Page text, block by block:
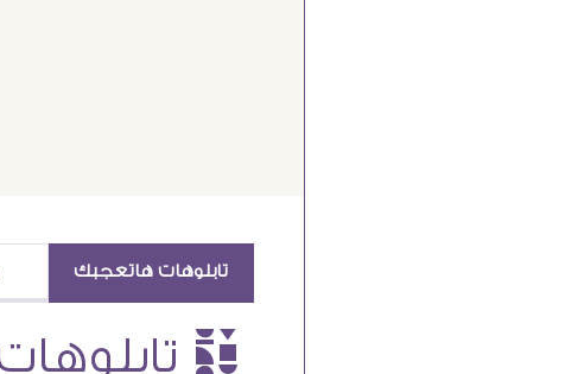
تابلوهات هاتعجبك
è تابلوهات